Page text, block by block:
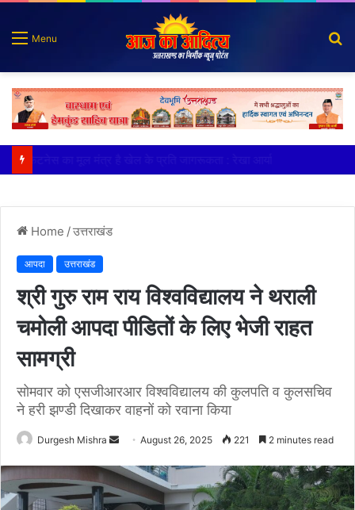
Menu
Home /उत्तराखंड
आपदा उत्तराखंड
श्री गुरु राम राय विश्वविद्यालय ने थराली
चमोली आपदा पीडितों के लिए भेजी राहत
सामग्री
सोमवार को एसजीआरआर विश्वविद्यालय की कुलपति व कुलसचिव
ने हरी झण्डी दिखाकर वाहनों को रवाना किया
Durgesh Mishra
Send
email
August 26, 2025 221 2 minutes read